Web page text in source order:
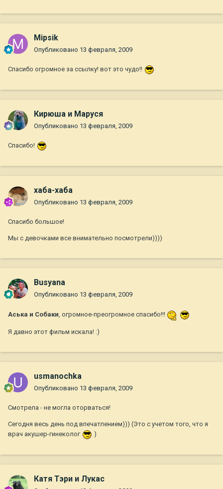
Mipsik
Опубликовано 13 февраля, 2009
Спасибо огромное за ссылку! вот это чудо!!
Кирюша и Маруся
Опубликовано 13 февраля, 2009
Спасибо!
хаба-хаба
Опубликовано 13 февраля, 2009
Спасибо большое!
Мы с девочками все внимательно посмотрели))))
Busyana
Опубликовано 13 февраля, 2009
Аська и Собаки, огромное-преогромное спасибо!!!
Я давно этот фильм искала! :)
usmanochka
Опубликовано 13 февраля, 2009
Смотрела - не могла оторваться!
Сегодня весь день под впечатлением))) (Это с учетом того, что я
врач акушер-гинеколог
)
Катя Тэри и Лукас